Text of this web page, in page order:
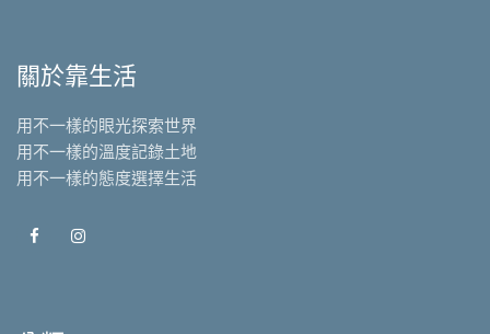
關於靠生活
用不一樣的眼光探索世界
用不一樣的溫度記錄土地
用不一樣的態度選擇生活